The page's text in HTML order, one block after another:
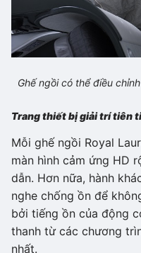
Ghế ngồi có thể điều
Trang thiết bị giải trí tiên
Mỗi ghế ngồi Royal
màn hình cảm ứng HD
dẫn. Hơn nữa, hành
nghe chống ồn để
bởi tiếng ồn của động
thanh từ các chương
nhất.